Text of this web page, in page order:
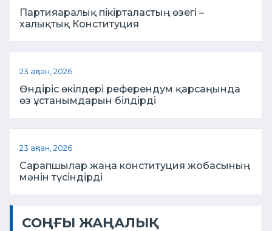
Партияаралық пікірталастың өзегі –
халықтық Конституция
23 ақпан, 2026
Өндіріс өкілдері референдум қарсаңында
өз ұстанымдарын білдірді
23 ақпан, 2026
Сарапшылар жаңа конституция жобасының
мәнін түсіндірді
СОҢҒЫ ЖАҢАЛЫҚ